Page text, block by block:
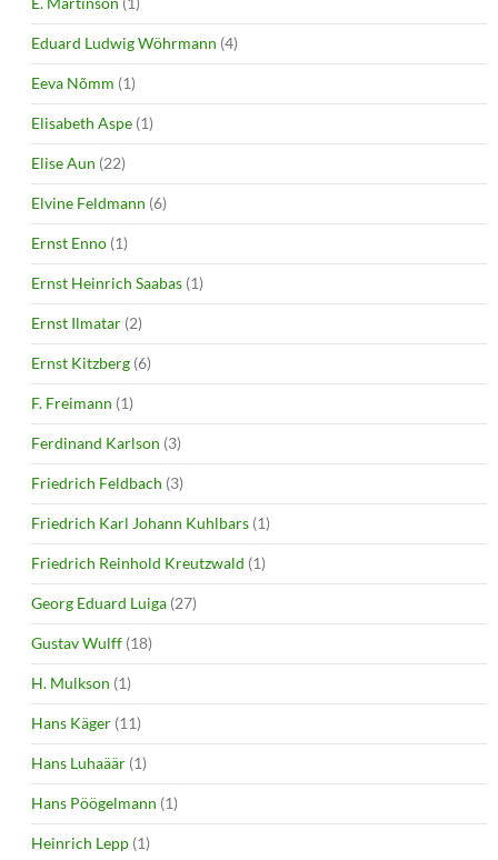
Eduard Ludwig Wöhrmann (4)
Eeva Nõmm (1)
Elisabeth Aspe (1)
Elise Aun (22)
Elvine Feldmann (6)
Ernst Enno (1)
Ernst Heinrich Saabas (1)
Ernst Ilmatar (2)
Ernst Kitzberg (6)
F. Freimann (1)
Ferdinand Karlson (3)
Friedrich Feldbach (3)
Friedrich Karl Johann Kuhlbars (1)
Friedrich Reinhold Kreutzwald (1)
Georg Eduard Luiga (27)
Gustav Wulff (18)
H. Mulkson (1)
Hans Käger (11)
Hans Luhaäär (1)
Hans Pöögelmann (1)
Heinrich Lepp (1)